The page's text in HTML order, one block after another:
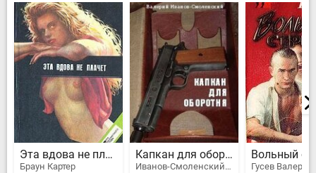
Эта вдова не плачет
Браун Картер
Капкан для оборотня
Иванов-Смоленский Валерий
Вольный